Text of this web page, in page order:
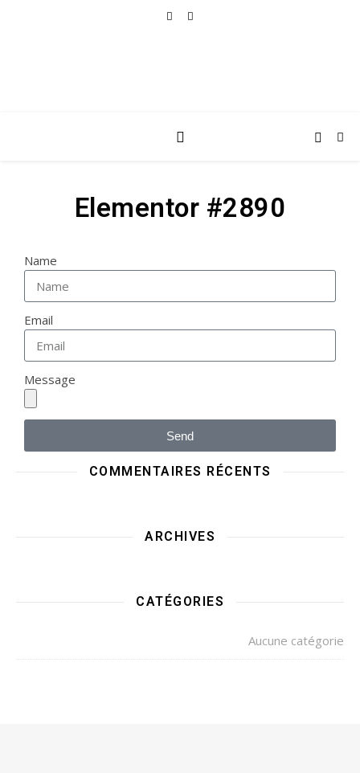
Elementor #2890
Name
Email
Message
Send
COMMENTAIRES RÉCENTS
ARCHIVES
CATÉGORIES
Aucune catégorie